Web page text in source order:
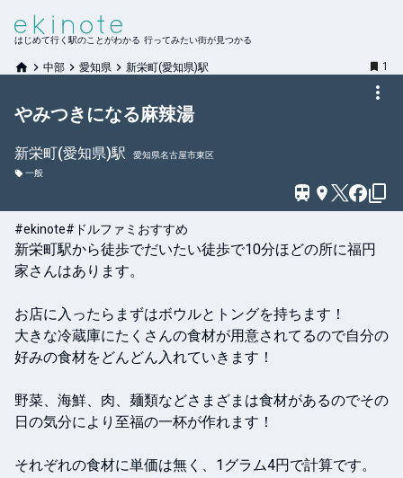
はじめて行く駅のことがわかる 行ってみたい街が見つかる
中部 愛知県 新栄町(愛知県)駅 1
やみつきになる麻辣湯
新栄町(愛知県)駅
愛知県名古屋市東区
一般
#ekinote#ドルファミおすすめ
新栄町駅から徒歩でだいたい徒歩で10分ほどの所に福円
家さんはあります。
お店に入ったらまずはボウルとトングを持ちます！
大きな冷蔵庫にたくさんの食材が用意されてるので自分の
好みの食材をどんどん入れていきます！
野菜、海鮮、肉、麺類などさまざまは食材があるのでその
日の気分により至福の一杯が作れます！
それぞれの食材に単価は無く、1グラム4円で計算です。